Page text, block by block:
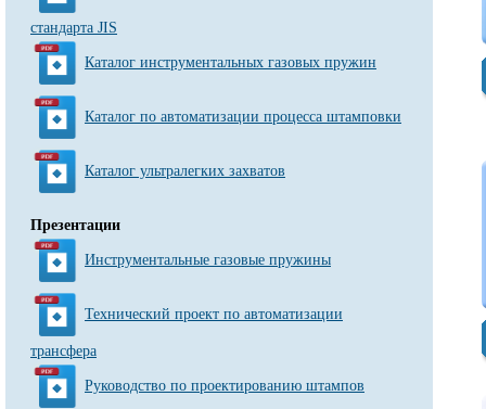
стандарта JIS
Каталог инструментальных газовых пружин
Каталог по автоматизации процесса штамповки
Каталог ультралегких захватов
Презентации
Инструментальные газовые пружины
Технический проект по автоматизации
трансфера
Руководство по проектированию штампов